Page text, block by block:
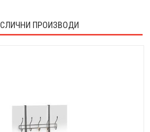
СЛИЧНИ ПРОИЗВОДИ